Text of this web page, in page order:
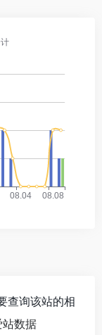
查询该站的相
站数据